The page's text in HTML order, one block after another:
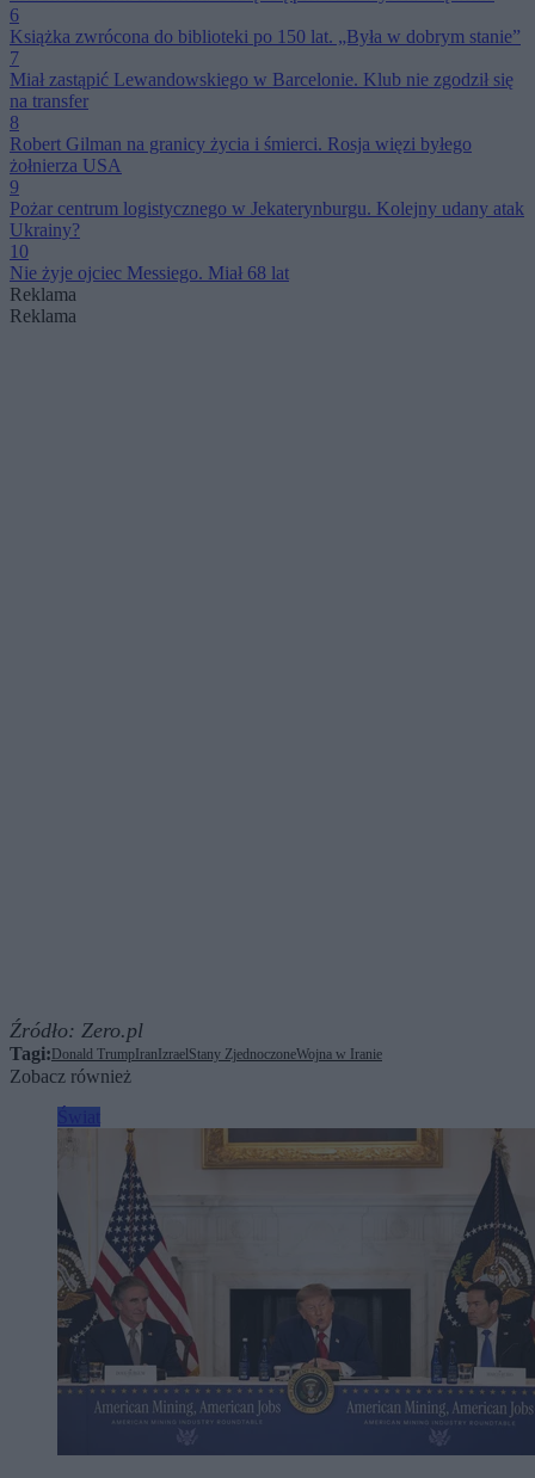
6
Książka zwrócona do biblioteki po 150 lat. „Była w dobrym stanie”
7
Miał zastąpić Lewandowskiego w Barcelonie. Klub nie zgodził się
na transfer
8
Robert Gilman na granicy życia i śmierci. Rosja więzi byłego
żołnierza USA
9
Pożar centrum logistycznego w Jekaterynburgu. Kolejny udany atak
Ukrainy?
10
Nie żyje ojciec Messiego. Miał 68 lat
Reklama
Reklama
Źródło: Zero.pl
Tagi: Donald Trump Iran Izrael Stany ZjednoczoneWojna w Iranie
Zobacz również